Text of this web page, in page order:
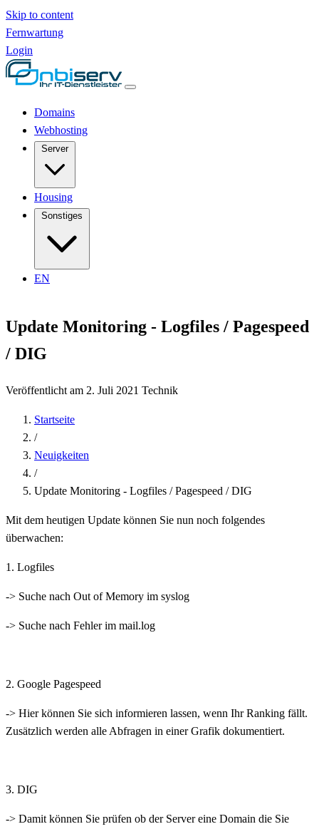
Skip to content
Fernwartung
Login
Domains
Webhosting
Server
Housing
EN
Update Monitoring - Logfiles / Pagespeed
/ DIG
Veröffentlicht am 2. Juli 2021 Technik
Startseite
/
Neuigkeiten
/
Update Monitoring - Logfiles / Pagespeed / DIG
Mit dem heutigen Update können Sie nun noch folgendes
überwachen:
1. Logfiles
-> Suche nach Out of Memory im syslog
-> Suche nach Fehler im mail.log
2. Google Pagespeed
-> Hier können Sie sich informieren lassen, wenn Ihr Ranking fällt.
Zusätzlich werden alle Abfragen in einer Grafik dokumentiert.
3. DIG
-> Damit können Sie prüfen ob der Server eine Domain die Sie